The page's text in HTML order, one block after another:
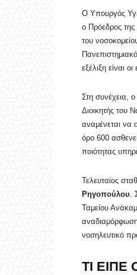
Ο Υπουργός
ο Πρόεδρος της
του
εξέλιξη είναι
Στη συνέχεια,
Διοικητής του
αναμένεται να
όρο 600
ποιότητας
Τελευταίος
Ρηγοπούλου.
Ταμείου
νοσηλευτικό
ΤΙ